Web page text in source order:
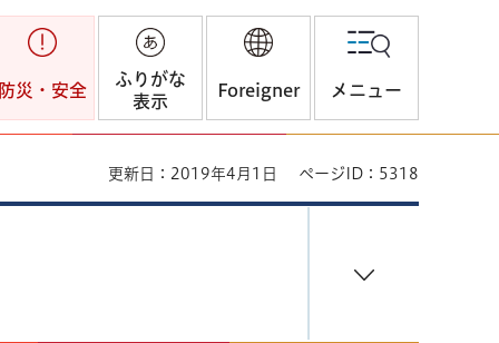
災・安全
ふりがな
表示
Foreigner メニュー
更新日：2019年4月1日 ページID：5318